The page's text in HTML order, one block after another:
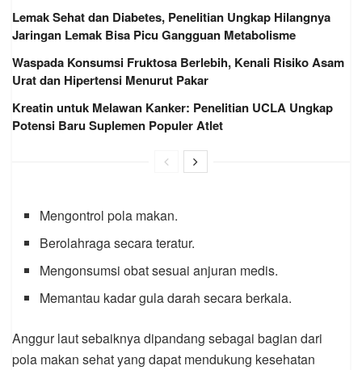
Lemak Sehat dan Diabetes, Penelitian Ungkap Hilangnya
Jaringan Lemak Bisa Picu Gangguan Metabolisme
Waspada Konsumsi Fruktosa Berlebih, Kenali Risiko Asam
Urat dan Hipertensi Menurut Pakar
Kreatin untuk Melawan Kanker: Penelitian UCLA Ungkap
Potensi Baru Suplemen Populer Atlet
Mengontrol pola makan.
Berolahraga secara teratur.
Mengonsumsi obat sesuai anjuran medis.
Memantau kadar gula darah secara berkala.
Anggur laut sebaiknya dipandang sebagai bagian dari
pola makan sehat yang dapat mendukung kesehatan